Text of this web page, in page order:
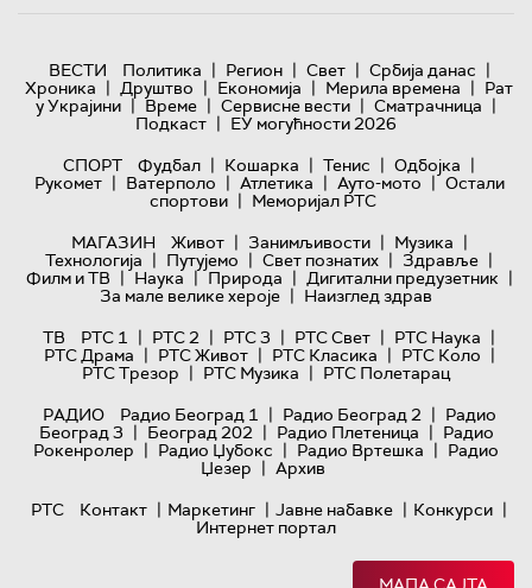
ВЕСТИ Политика | Регион | Свет | Србија данас |
Хроника | Друштво | Економија | Мерила времена | Рат
у Украјини | Време | Сервисне вести | Сматрачница |
Подкаст | ЕУ могућности 2026
СПОРТ
Фудбал | Кошарка | Тенис | Одбојка |
Рукомет | Ватерполо | Атлетика | Ауто-мото | Остали
спортови | Меморијал РТС
МАГАЗИН
Живот | Занимљивости | Музика |
Технологијa | Путујемо | Свет познатих | Здравље |
Филм и ТВ | Наука | Природа | Дигитални предузетник |
За мале велике хероје | Наизглед здрав
ТВ
РТС 1 | РТС 2 | РТС 3 | РТС Свет | РТС Наука |
РТС Драма | РТС Живот | РТС Класика | РТС Коло |
РТС Трезор | РТС Музика | РТС Полетарац
РАДИО
Радио Београд 1 | Радио Београд 2 | Радио
Београд 3 | Београд 202 | Радио Плетеница | Радио
Рокенролер | Радио Џубокс | Радио Вртешка | Радио
Џезер | Архив
РТС
Контакт | Маркетинг | Јавне набавке | Конкурси |
Интернет портал